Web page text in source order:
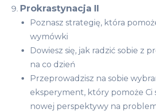
Prokrastynacja II
Poznasz strategię, która
wymówki
Dowiesz się, jak radzić sobie z
na co dzień
Przeprowadzisz na sobie
eksperyment, który pomoże Ci
nowej perspektywy na